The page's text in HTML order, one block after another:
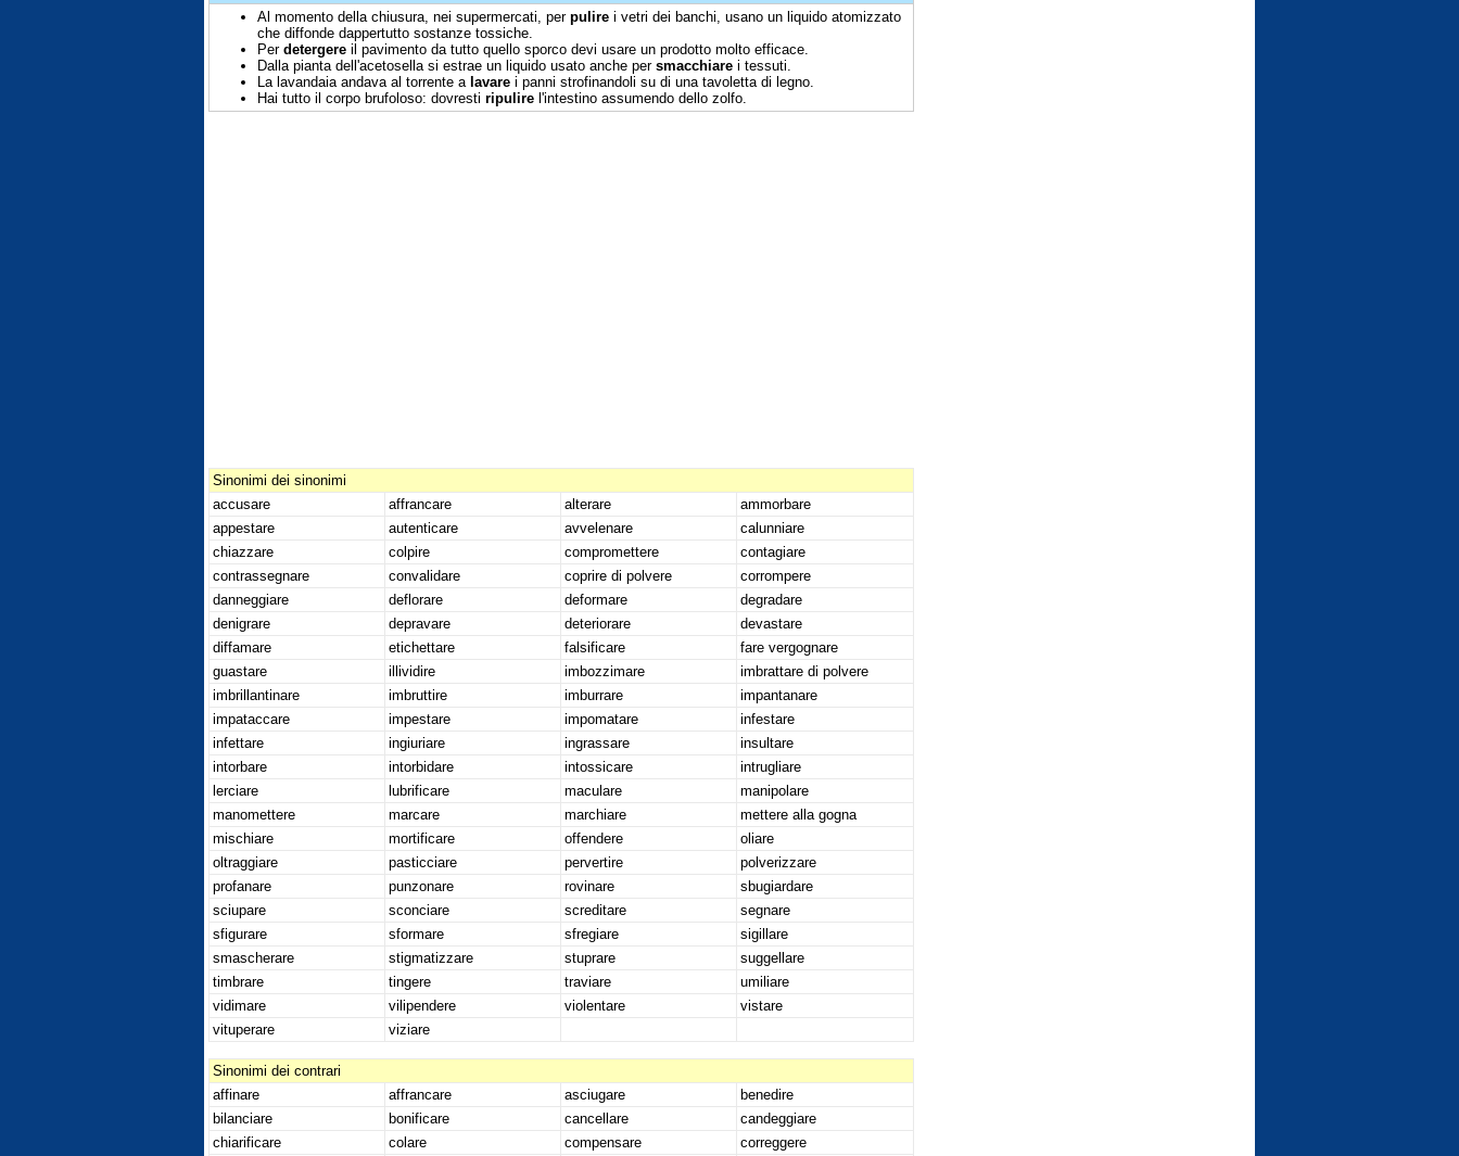
Al momento della chiusura, nei supermercati, per pulire i vetri dei banchi, usano un liquido atomizzato
che diffonde dappertutto sostanze tossiche.
Per detergere il pavimento da tutto quello sporco devi usare un prodotto molto efficace.
Dalla pianta dell'acetosella si estrae un liquido usato anche per smacchiare i tessuti.
La lavandaia andava al torrente a lavare i panni strofinandoli su di una tavoletta di legno.
Hai tutto il corpo brufoloso: dovresti ripulire l'intestino assumendo dello zolfo.
Sinonimi dei sinonimi
accusare
affrancare alterare
ammorbare
appestare
autenticare avvelenare
calunniare
chiazzare
colpire compromettere
contagiare
contrassegnare
convalidare coprire di polvere
corrompere
danneggiare
deflorare deformare
degradare
denigrare
depravare deteriorare
devastare
diffamare
etichettare falsificare
fare vergognare
guastare
illividire imbozzimare
imbrattare di polvere
imbrillantinare
imbruttire imburrare
impantanare
impataccare
impestare impomatare
infestare
infettare
ingiuriare ingrassare
insultare
intorbare
intorbidare intossicare
intrugliare
lerciare
lubrificare maculare
manipolare
manomettere
marcare marchiare
mettere alla gogna
mischiare
mortificare offendere
oliare
oltraggiare
pasticciare pervertire
polverizzare
profanare
punzonare rovinare
sbugiardare
sciupare
sconciare screditare
segnare
sfigurare
sformare sfregiare
sigillare
smascherare
stigmatizzare stuprare
suggellare
timbrare
tingere traviare
umiliare
vidimare
vilipendere violentare
vistare
vituperare
viziare
Sinonimi dei contrari
affinare
affrancare asciugare
benedire
bilanciare
bonificare cancellare
candeggiare
chiarificare
colare compensare
correggere